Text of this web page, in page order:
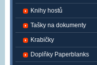
Knihy hostů
Tašky na dokumenty
Krabičky
Doplňky Paperblanks